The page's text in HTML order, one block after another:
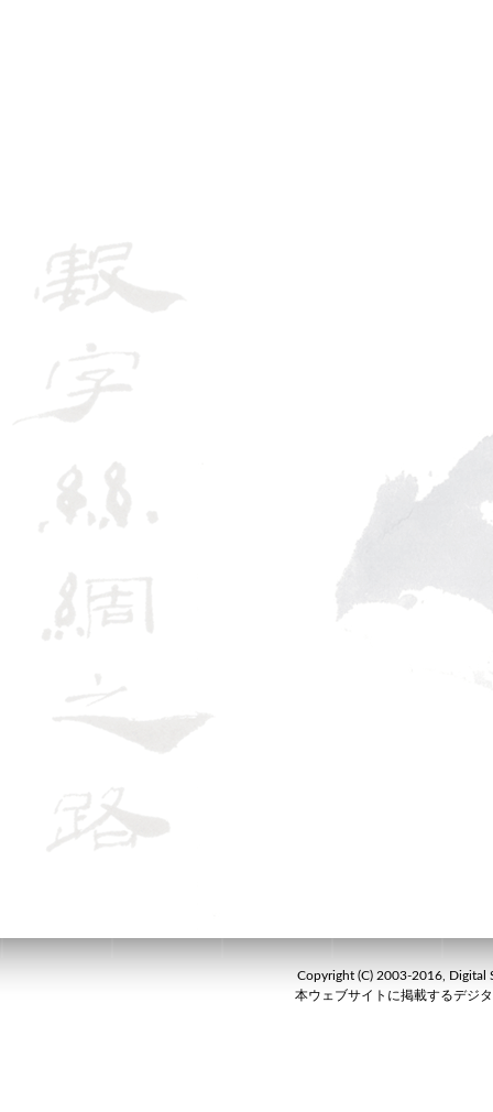
Copyright (C) 2003-2016, Digital
本ウェブサイトに掲載するデジ